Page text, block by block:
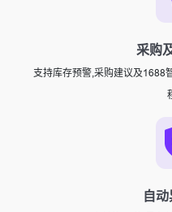
采购
支持库存预警,采购建议及1688
自